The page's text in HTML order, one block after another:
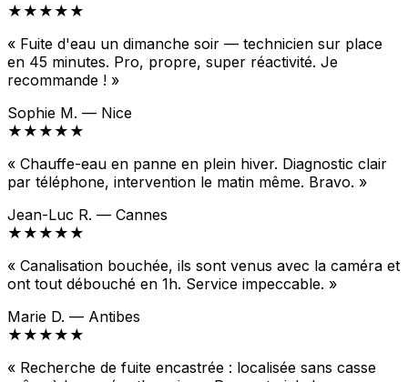
★★★★★
« Fuite d'eau un dimanche soir — technicien sur place
en 45 minutes. Pro, propre, super réactivité. Je
recommande ! »
Sophie M. — Nice
★★★★★
« Chauffe-eau en panne en plein hiver. Diagnostic clair
par téléphone, intervention le matin même. Bravo. »
Jean-Luc R. — Cannes
★★★★★
« Canalisation bouchée, ils sont venus avec la caméra et
ont tout débouché en 1h. Service impeccable. »
Marie D. — Antibes
★★★★★
« Recherche de fuite encastrée : localisée sans casse